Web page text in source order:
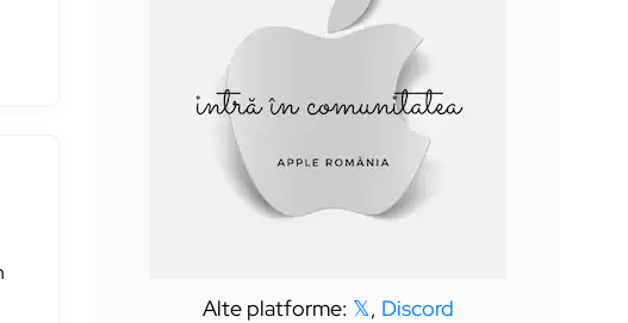
Alte platforme: 𝕏, Discord